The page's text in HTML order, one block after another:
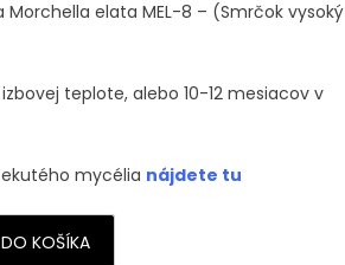
elata MEL-8 – (Smrčok vysoký
teplote, alebo 10-12 mesiacov v
mycélia nájdete tu
KOŠÍKA